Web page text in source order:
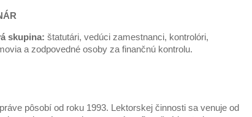
skupina: štatutári, vedúci zamestnanci, kontrolóri,
a zodpovedné osoby za finančnú kontrolu.
pôsobí od roku 1993. Lektorskej činnosti sa venuje od